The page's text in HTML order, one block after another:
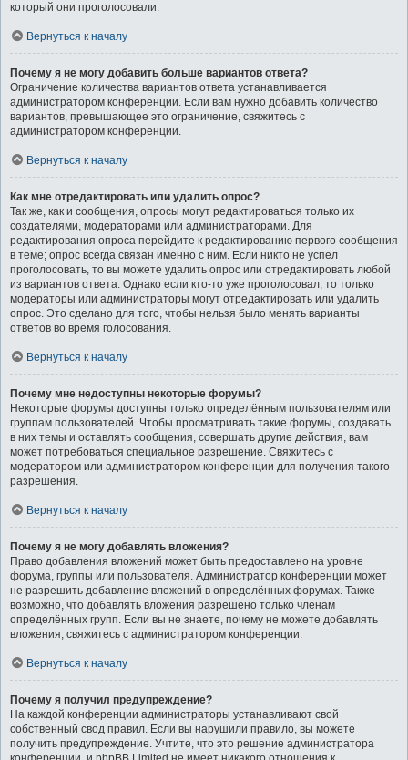
который они проголосовали.
Вернуться к началу
Почему я не могу добавить больше вариантов ответа?
Ограничение количества вариантов ответа устанавливается
администратором конференции. Если вам нужно добавить количество
вариантов, превышающее это ограничение, свяжитесь с
администратором конференции.
Вернуться к началу
Как мне отредактировать или удалить опрос?
Так же, как и сообщения, опросы могут редактироваться только их
создателями, модераторами или администраторами. Для
редактирования опроса перейдите к редактированию первого сообщения
в теме; опрос всегда связан именно с ним. Если никто не успел
проголосовать, то вы можете удалить опрос или отредактировать любой
из вариантов ответа. Однако если кто-то уже проголосовал, то только
модераторы или администраторы могут отредактировать или удалить
опрос. Это сделано для того, чтобы нельзя было менять варианты
ответов во время голосования.
Вернуться к началу
Почему мне недоступны некоторые форумы?
Некоторые форумы доступны только определённым пользователям или
группам пользователей. Чтобы просматривать такие форумы, создавать
в них темы и оставлять сообщения, совершать другие действия, вам
может потребоваться специальное разрешение. Свяжитесь с
модератором или администратором конференции для получения такого
разрешения.
Вернуться к началу
Почему я не могу добавлять вложения?
Право добавления вложений может быть предоставлено на уровне
форума, группы или пользователя. Администратор конференции может
не разрешить добавление вложений в определённых форумах. Также
возможно, что добавлять вложения разрешено только членам
определённых групп. Если вы не знаете, почему не можете добавлять
вложения, свяжитесь с администратором конференции.
Вернуться к началу
Почему я получил предупреждение?
На каждой конференции администраторы устанавливают свой
собственный свод правил. Если вы нарушили правило, вы можете
получить предупреждение. Учтите, что это решение администратора